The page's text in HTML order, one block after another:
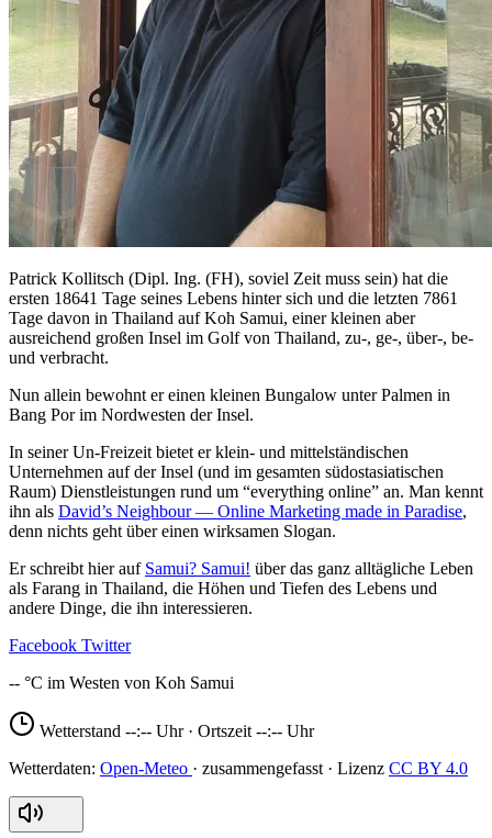
Patrick Kollitsch (Dipl. Ing. (FH), soviel Zeit muss sein) hat die
ersten 18641 Tage seines Lebens hinter sich und die letzten 7861
Tage davon in Thailand auf Koh Samui, einer kleinen aber
ausreichend großen Insel im Golf von Thailand, zu-, ge-, über-, be-
und verbracht.
Nun allein bewohnt er einen kleinen Bungalow unter Palmen in
Bang Por im Nordwesten der Insel.
In seiner Un-Freizeit bietet er klein- und mittelständischen
Unternehmen auf der Insel (und im gesamten südostasiatischen
Raum) Dienstleistungen rund um “everything online” an. Man kennt
ihn als David’s Neighbour — Online Marketing made in Paradise,
denn nichts geht über einen wirksamen Slogan.
Er schreibt hier auf Samui? Samui! über das ganz alltägliche Leben
als Farang in Thailand, die Höhen und Tiefen des Lebens und
andere Dinge, die ihn interessieren.
Facebook Twitter
--
Wetterstand --:-- Uhr · Ortszeit --:-- Uhr
Open-Meteo
CC BY 4.0